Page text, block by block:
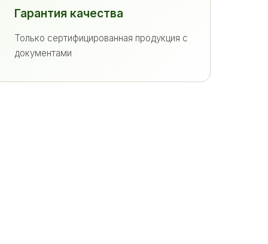
Гарантия качества
Только сертифицированная продукция с
документами